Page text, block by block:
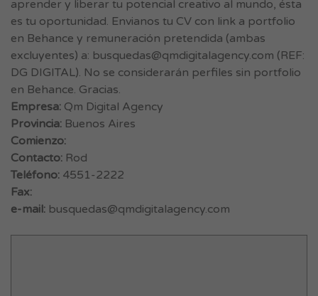
aprender y liberar tu potencial creativo al mundo, ésta
es tu oportunidad. Envianos tu CV con link a portfolio
en Behance y remuneración pretendida (ambas
excluyentes) a: busquedas@qmdigitalagency.com (REF:
DG DIGITAL). No se considerarán perfiles sin portfolio
en Behance. Gracias.
Empresa: Qm Digital Agency
Provincia: Buenos Aires
Comienzo:
Contacto: Rod
Teléfono: 4551-2222
Fax:
e-mail: busquedas@qmdigitalagency.com